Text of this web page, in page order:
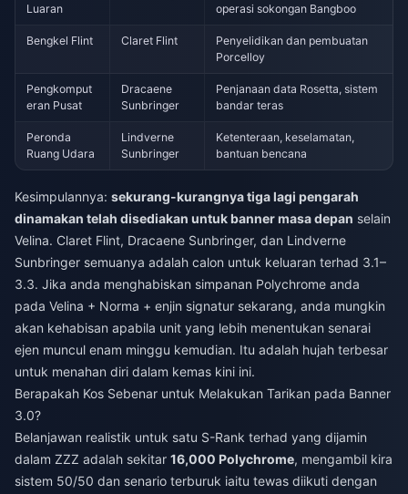
Luaran
operasi sokongan Bangboo
Bengkel Flint Claret Flint
Penyelidikan dan pembuatan
Porcelloy
Pengkomput
eran Pusat
Dracaene
Sunbringer
Penjanaan data Rosetta, sistem
bandar teras
Peronda
Ruang Udara
Lindverne
Sunbringer
Ketenteraan, keselamatan,
bantuan bencana
Kesimpulannya: sekurang-kurangnya tiga lagi pengarah
dinamakan telah disediakan untuk banner masa depan selain
Velina. Claret Flint, Dracaene Sunbringer, dan Lindverne
Sunbringer semuanya adalah calon untuk keluaran terhad 3.1–
3.3. Jika anda menghabiskan simpanan Polychrome anda
pada Velina + Norma + enjin signatur sekarang, anda mungkin
akan kehabisan apabila unit yang lebih menentukan senarai
ejen muncul enam minggu kemudian. Itu adalah hujah terbesar
untuk menahan diri dalam kemas kini ini.
Berapakah Kos Sebenar untuk Melakukan Tarikan pada Banner
3.0?
Belanjawan realistik untuk satu S-Rank terhad yang dijamin
dalam ZZZ adalah sekitar 16,000 Polychrome, mengambil kira
sistem 50/50 dan senario terburuk iaitu tewas diikuti dengan